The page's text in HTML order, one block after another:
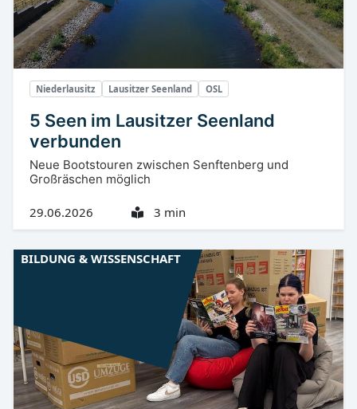
Niederlausitz Lausitzer Seenland OSL
5 Seen im Lausitzer Seenland
verbunden
Neue Bootstouren zwischen Senftenberg und
Großräschen möglich
29.06.2026 3 min
BILDUNG & WISSENSCHAFT